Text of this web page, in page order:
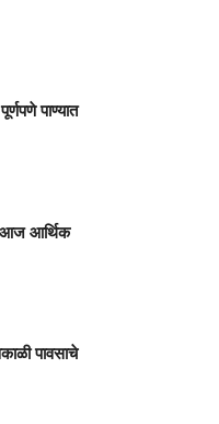
पाण्यात
आज आर्थिक
पावसाचे